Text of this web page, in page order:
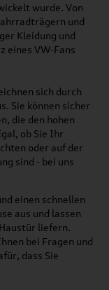
wurde. Von
und
Kleidung und
eines VW-Fans
sich durch
Sie können sicher
die den hohen
ob Sie Ihr
oder auf der
sind - bei uns
einen schnellen
aus und lassen
liefern.
bei Fragen und
dass Sie